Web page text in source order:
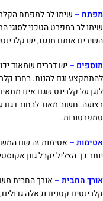
מפתח – שימו לב למפתח
שימו לב במפרט הטכני לסוגי
השירים אותם תנגנו, יש קלרינטים עם 17
תוספים –יש דברים שמאוד
להתמקצע וגם להנות. בחרו
לנגן על קלרינט שגם אינו
רצועה. חשוב מאוד לבחור דגם
טמפרטורות.
אטימות – אטימות זה שם
יותר כך הצליל יקבל גוון
אורך החבית – אורך החבית
קלרינטים קטנים וכאלה